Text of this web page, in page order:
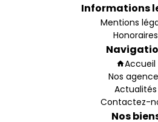
Informations
Mentions
Honoraires
Accueil
Nos
Actualités
Contactez-
Nos